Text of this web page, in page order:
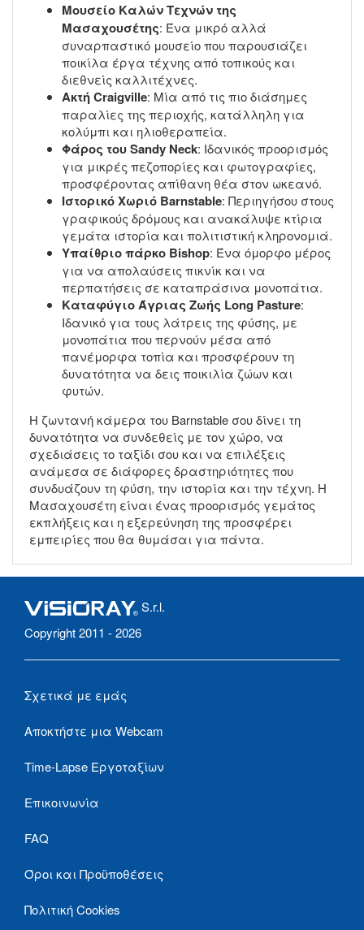
Μουσείο Καλών Τεχνών της
Μασαχουσέτης: Ένα μικρό αλλά
συναρπαστικό μουσείο που παρουσιάζει
ποικίλα έργα τέχνης από τοπικούς και
διεθνείς καλλιτέχνες.
Ακτή Craigville: Μία από τις πιο διάσημες
παραλίες της περιοχής, κατάλληλη για
κολύμπι και ηλιοθεραπεία.
Φάρος του Sandy Neck: Ιδανικός προορισμός
για μικρές πεζοπορίες και φωτογραφίες,
προσφέροντας απίθανη θέα στον ωκεανό.
Ιστορικό Χωριό Barnstable: Περιηγήσου στους
γραφικούς δρόμους και ανακάλυψε κτίρια
γεμάτα ιστορία και πολιτιστική κληρονομιά.
Υπαίθριο πάρκο Bishop: Ένα όμορφο μέρος
για να απολαύσεις πικνίκ και να
περπατήσεις σε καταπράσινα μονοπάτια.
Καταφύγιο Άγριας Ζωής Long Pasture:
Ιδανικό για τους λάτρεις της φύσης, με
μονοπάτια που περνούν μέσα από
πανέμορφα τοπία και προσφέρουν τη
δυνατότητα να δεις ποικιλία ζώων και
φυτών.
Η ζωντανή κάμερα του Barnstable σου δίνει τη
δυνατότητα να συνδεθείς με τον χώρο, να
σχεδιάσεις το ταξίδι σου και να επιλέξεις
ανάμεσα σε διάφορες δραστηριότητες που
συνδυάζουν τη φύση, την ιστορία και την τέχνη. Η
Μασαχουσέτη είναι ένας προορισμός γεμάτος
εκπλήξεις και η εξερεύνηση της προσφέρει
εμπειρίες που θα θυμάσαι για πάντα.
S.r.l.
Copyright 2011 - 2026
Σχετικά με εμάς
Αποκτήστε μια Webcam
Time-Lapse Εργοταξίων
Επικοινωνία
FAQ
Όροι και Προϋποθέσεις
Πολιτική Cookies